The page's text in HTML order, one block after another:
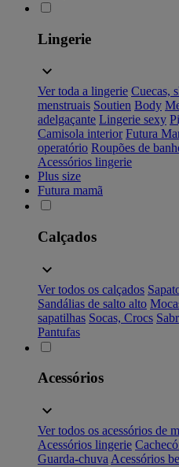
Lingerie
Ver toda a lingerie Cuecas,
menstruais Soutien Body
adelgaçante Lingerie sexy
Camisola interior Futura
operatório Roupões de
Acessórios lingerie
Plus size
Futura mamã
Calçados
Ver todos os calçados
Sandálias de salto alto
sapatilhas Socas, Crocs
Pantufas
Acessórios
Ver todos os acessórios de
Acessórios lingerie
Guarda-chuva Acessórios